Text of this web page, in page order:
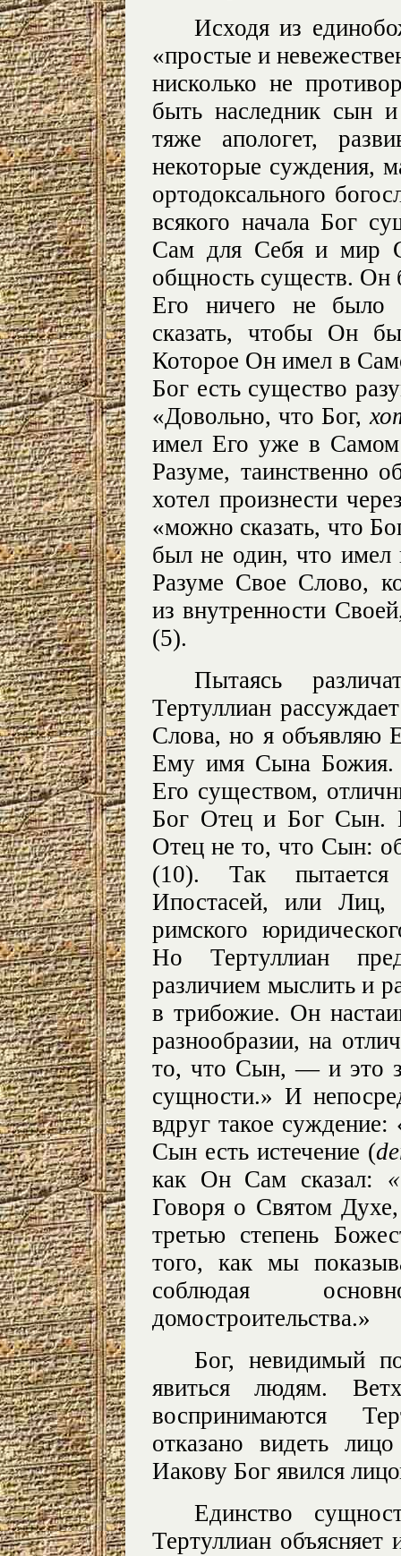
Исходя из
«простые и
нисколько не
быть наследник сын
тяже апологет,
некоторые суждения,
ортодоксального
всякого начала Бог
Сам для Себя и мир
общность существ. Он
Его ничего не было
сказать, чтобы Он
Которое Он имел в
Бог есть существо
«Довольно, что Бог,
имел Его уже в
Разуме, таинственно
хотел произнести
«можно сказать, что
был не один, что
Разуме Свое Слово,
из внутренности
(5).
Пытаясь
Тертуллиан
Слова, но я объявляю
Ему имя Сына Божия.
Его существом,
Бог Отец и Бог Сын.
Отец не то, что Сын:
(10). Так пытается
Ипостасей, или Лиц,
римского
Но Тертуллиан
различием мыслить и
в трибожие. Он
разнообразии, на
то, что Сын, — и это
сущности.» И
вдруг такое суждение:
Сын есть истечение (
как Он Сам сказал:
Говоря о Святом Духе,
третью степень
того, как мы
соблюдая
домостроительства.»
Бог, невидимый
явиться людям.
воспринимаются
отказано видеть
Иакову Бог явился
Единство
Тертуллиан объясняет